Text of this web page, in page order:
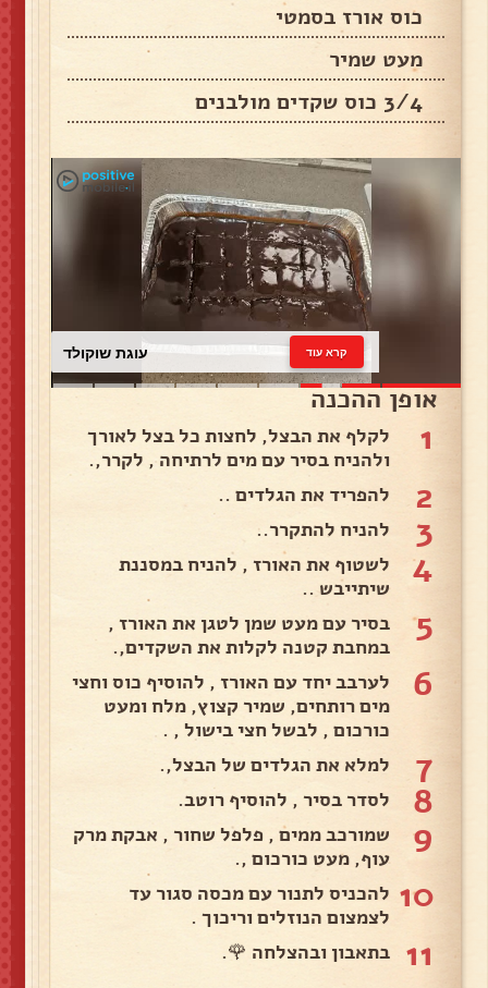
כוס אורז בסמטי
מעט שמיר
3/4 כוס שקדים מולבנים
עוגת שוקולד קרא עוד
אופן ההכנה
1
לקלף את הבצל, לחצות כל בצל לאורך
ולהניח בסיר עם מים לרתיחה , לקרר,.
2 להפריד את הגלדים ..
3 להניח להתקרר..
4
לשטוף את האורז , להניח במסננת
שיתייבש ..
5
בסיר עם מעט שמן לטגן את האורז ,
במחבת קטנה לקלות את השקדים,.
6
לערבב יחד עם האורז , להוסיף כוס וחצי
מים רותחים, שמיר קצוץ, מלח ומעט
כורכום , לבשל חצי בישול , .
7 למלא את הגלדים של הבצל,.
8 לסדר בסיר , להוסיף רוטב.
9
שמורכב ממים , פלפל שחור , אבקת מרק
עוף, מעט כורכום ,.
10 להכניס לתנור עם מכסה סגור עד
לצמצום הנוזלים וריכוך .
11 בתאבון ובהצלחה 🌹.